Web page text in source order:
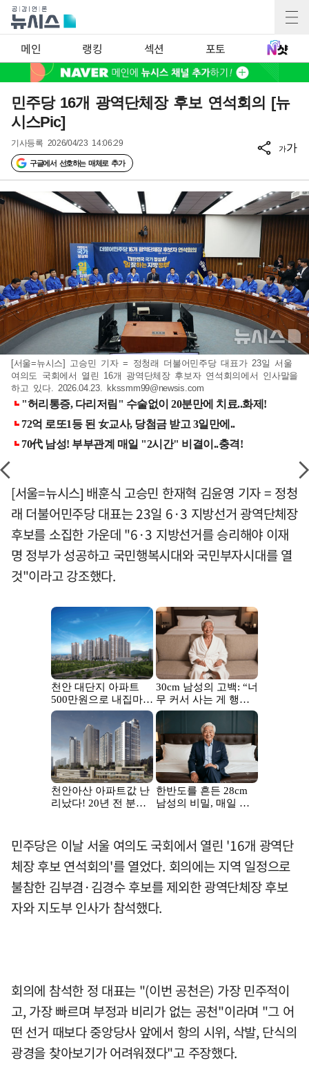
메인 랭킹 섹션 포토
민주당 16개 광역단체장 후보 연석회의 [뉴
시스Pic]
기사등록 2026/04/23 14:06:29
구글에서 선호하는 매체로 추가
가가
[서울=뉴시스] 고승민 기자 = 정청래 더불어민주당 대표가 23일 서울
여의도 국회에서 열린 16개 광역단체장 후보자 연석회의에서 인사말을
하고 있다. 2026.04.23.
kkssmm99@newsis.com
[서울=뉴시스] 배훈식 고승민 한재혁 김윤영 기자 = 정청
래 더불어민주당 대표는 23일 6·3 지방선거 광역단체장
후보를 소집한 가운데 "6·3 지방선거를 승리해야 이재
명 정부가 성공하고 국민행복시대와 국민부자시대를 열
것"이라고 강조했다.
민주당은 이날 서울 여의도 국회에서 열린 '16개 광역단
체장 후보 연석회의'를 열었다. 회의에는 지역 일정으로
불참한 김부겸·김경수 후보를 제외한 광역단체장 후보
자와 지도부 인사가 참석했다.
회의에 참석한 정 대표는 "(이번 공천은) 가장 민주적이
고, 가장 빠르며 부정과 비리가 없는 공천"이라며 "그 어
떤 선거 때보다 중앙당사 앞에서 항의 시위, 삭발, 단식의
광경을 찾아보기가 어려워졌다"고 주장했다.